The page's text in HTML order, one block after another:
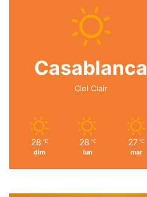
Casablanca
Ciel Clair
28 ℃
dim
28 ℃
lun
27 ℃
mar